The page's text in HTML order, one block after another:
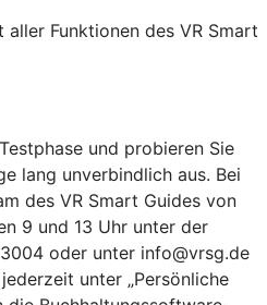
Funktionen des VR Smart
und probieren Sie
lang unverbindlich aus. Bei
des VR Smart Guides von
9 und 13 Uhr unter der
oder unter info@vrsg.de
unter „Persönliche